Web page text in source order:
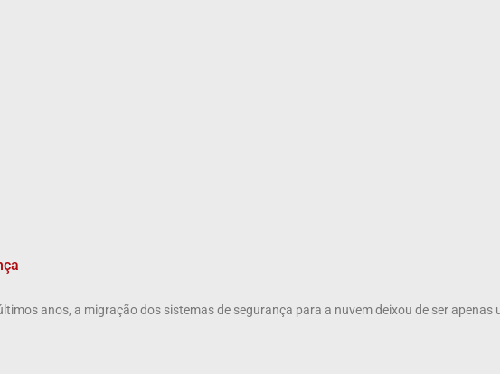
anos, a migração dos sistemas de segurança para a nuvem deixou de ser apenas